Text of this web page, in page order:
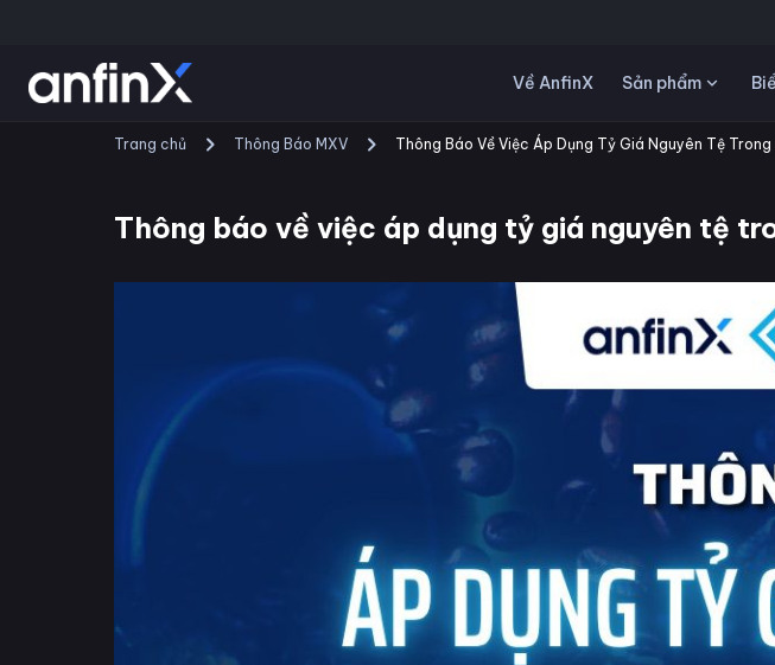
Về AnfinX Sản phẩm
Trang chủ Thông Báo MXV Thông Báo Về Việc Áp Dụng Tỷ Giá Nguyên Tệ
Thông báo về việc áp dụng tỷ giá nguyên tệ